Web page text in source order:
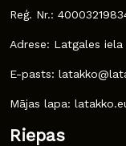
Reģ. Nr.:
Adrese: Latgales iela
E-pasts:
Mājas lapa:
Riepas